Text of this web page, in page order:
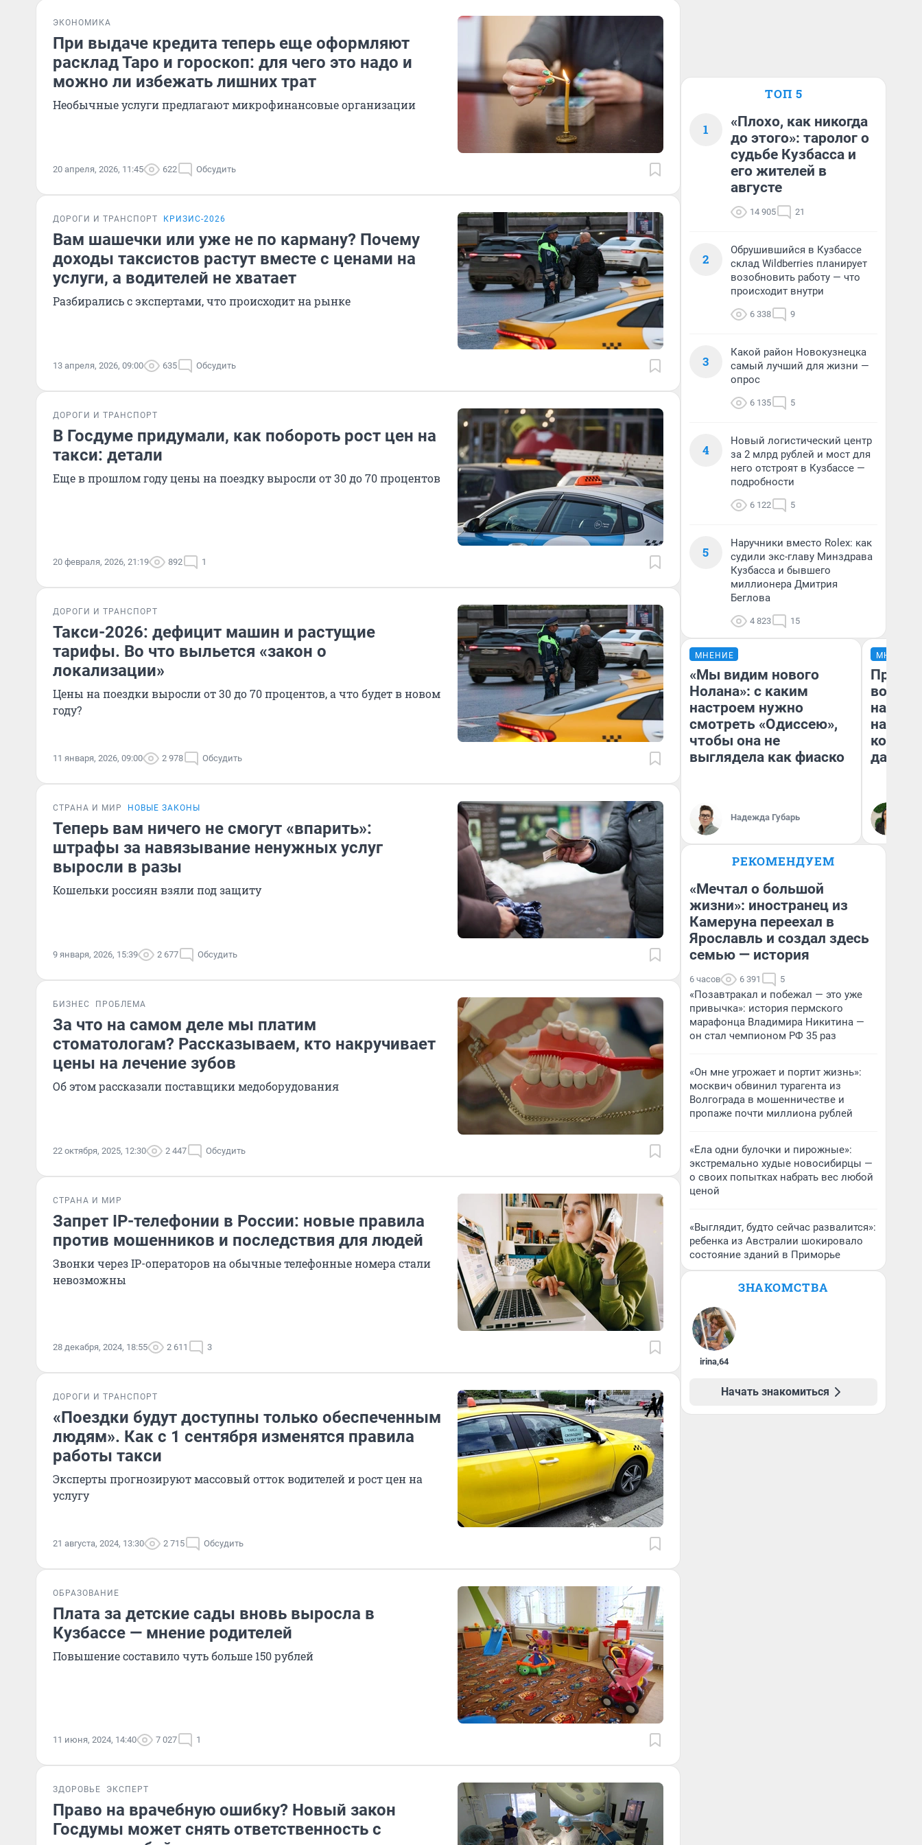
ЭКОНОМИКА
При выдаче кредита теперь еще оформляют
расклад Таро и гороскоп: для чего это надо и
можно ли избежать лишних трат
Необычные услуги предлагают микрофинансовые организации
20 апреля, 2026, 11:45 622 Обсудить
ДОРОГИ И ТРАНСПОРТ КРИЗИС-2026
Вам шашечки или уже не по карману? Почему
доходы таксистов растут вместе с ценами на
услуги, а водителей не хватает
Разбирались с экспертами, что происходит на рынке
13 апреля, 2026, 09:00 635 Обсудить
ДОРОГИ И ТРАНСПОРТ
В Госдуме придумали, как побороть рост цен на
такси: детали
Еще в прошлом году цены на поездку выросли от 30 до 70 процентов
20 февраля, 2026, 21:19 892 1
ДОРОГИ И ТРАНСПОРТ
Такси-2026: дефицит машин и растущие
тарифы. Во что выльется «закон о
локализации»
Цены на поездки выросли от 30 до 70 процентов, а что будет в новом
году?
11 января, 2026, 09:00 2 978 Обсудить
СТРАНА И МИР НОВЫЕ ЗАКОНЫ
Теперь вам ничего не смогут «впарить»:
штрафы за навязывание ненужных услуг
выросли в разы
Кошельки россиян взяли под защиту
9 января, 2026, 15:39 2 677 Обсудить
БИЗНЕС ПРОБЛЕМА
За что на самом деле мы платим
стоматологам? Рассказываем, кто накручивает
цены на лечение зубов
Об этом рассказали поставщики медоборудования
22 октября, 2025, 12:30 2 447 Обсудить
СТРАНА И МИР
Запрет IP-телефонии в России: новые правила
против мошенников и последствия для людей
Звонки через IP-операторов на обычные телефонные номера стали
невозможны
28 декабря, 2024, 18:55 2 611 3
ДОРОГИ И ТРАНСПОРТ
«Поездки будут доступны только обеспеченным
людям». Как с 1 сентября изменятся правила
работы такси
Эксперты прогнозируют массовый отток водителей и рост цен на
услугу
21 августа, 2024, 13:30 2 715 Обсудить
ОБРАЗОВАНИЕ
Плата за детские сады вновь выросла в
Кузбассе — мнение родителей
Повышение составило чуть больше 150 рублей
11 июня, 2024, 14:40 7 027 1
ЗДОРОВЬЕ ЭКСПЕРТ
Право на врачебную ошибку? Новый закон
Госдумы может снять ответственность с
ТОП 5
1
«Плохо, как никогда
до этого»: таролог о
судьбе Кузбасса и
его жителей в
августе
14 905 21
2
Обрушившийся в Кузбассе
склад Wildberries планирует
возобновить работу — что
происходит внутри
6 338 9
3
Какой район Новокузнецка
самый лучший для жизни —
опрос
6 135 5
4
Новый логистический центр
за 2 млрд рублей и мост для
него отстроят в Кузбассе —
подробности
6 122 5
5
Наручники вместо Rolex: как
судили экс-главу Минздрава
Кузбасса и бывшего
миллионера Дмитрия
Беглова
4 823 15
МНЕНИЕ
«Мы видим нового
Нолана»: с каким
настроем нужно
смотреть «Одиссею»,
чтобы она не
выглядела как фиаско
Надежда Губарь
МНЕНИЕ
нам
даже
РЕКОМЕНДУЕМ
«Мечтал о большой
жизни»: иностранец из
Камеруна переехал в
Ярославль и создал здесь
семью — история
6 часов 6 391 5
«Позавтракал и побежал — это уже
привычка»: история пермского
марафонца Владимира Никитина —
он стал чемпионом РФ 35 раз
«Он мне угрожает и портит жизнь»:
москвич обвинил турагента из
Волгограда в мошенничестве и
пропаже почти миллиона рублей
«Ела одни булочки и пирожные»:
экстремально худые новосибирцы —
о своих попытках набрать вес любой
ценой
«Выглядит, будто сейчас развалится»:
ребенка из Австралии шокировало
состояние зданий в Приморье
ЗНАКОМСТВА
irina,64
Начать знакомиться